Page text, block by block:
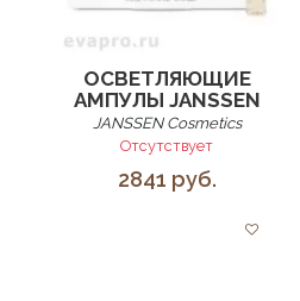
ОСВЕТЛЯЮЩИЕ
АМПУЛЫ JANSSEN
JANSSEN Cosmetics
Отсутствует
2841 руб.